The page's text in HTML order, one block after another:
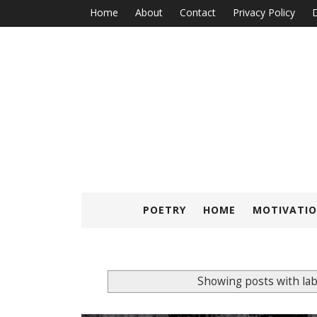
Home About Contact Privacy Policy
POETRY HOME
Showing posts with